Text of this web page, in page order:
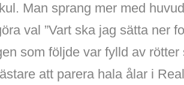
Man sprang mer med
val ”Vart ska jag sätta ner
som följde var fylld av
att parera hala ålar i